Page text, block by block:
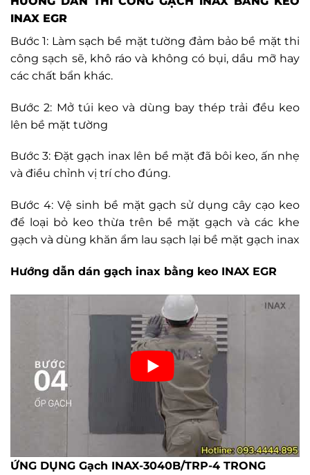
INAX EGR
Bước 1: Làm sạch bề mặt tường đảm bảo bề mặt thi
công sạch sẽ, khô ráo và không có bụi, dầu mỡ hay
các chất bẩn khác.
Bước 2: Mở túi keo và dùng bay thép trải đều keo
lên bề mặt tường
Bước 3: Đặt gạch inax lên bề mặt đã bôi keo, ấn nhẹ
và điều chỉnh vị trí cho đúng.
Bước 4: Vệ sinh bề mặt gạch sử dụng cây cạo keo
để loại bỏ keo thừa trên bề mặt gạch và các khe
gạch và dùng khăn ẩm lau sạch lại bề mặt gạch inax
Hướng dẫn dán gạch inax bằng keo INAX EGR
ỨNG DỤNG Gạch INAX-3040B/TRP-4 TRONG